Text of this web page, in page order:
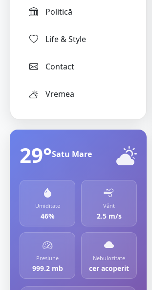
Politică
Life & Style
Contact
Vremea
29°Satu Mare
Umiditate
46%
Vânt
2.5 m/s
Presiune
999.2 mb
Nebulozitate
cer acoperit